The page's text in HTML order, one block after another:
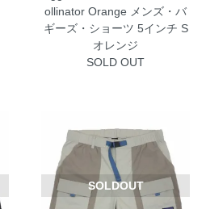
ollinator Orange メンズ・バ
ギーズ・ショーツ 5インチ S
オレンジ
SOLD OUT
SOLDOUT